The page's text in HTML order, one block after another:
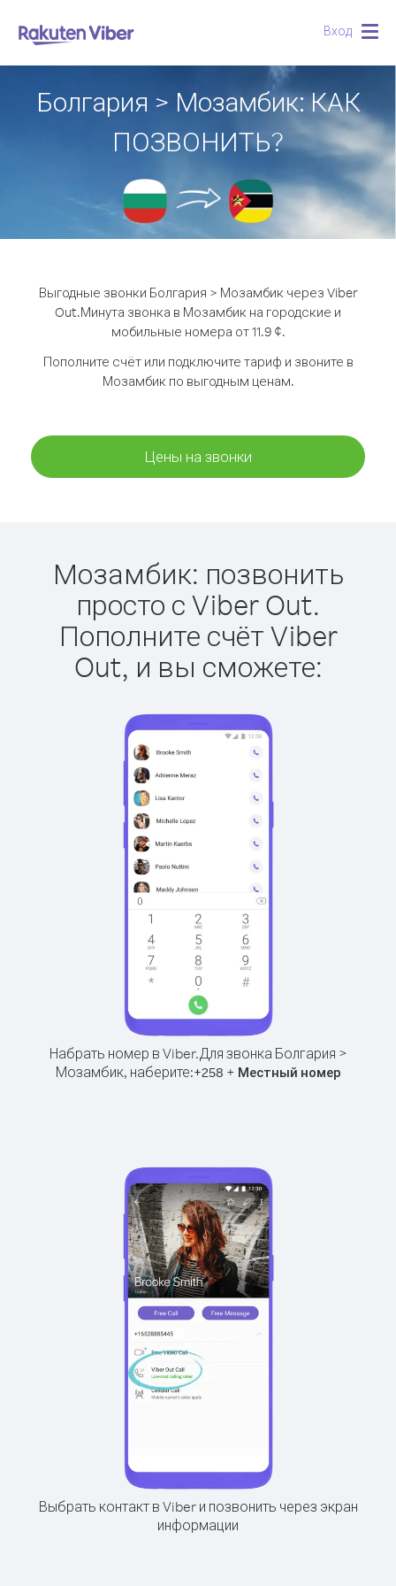
Вход
Болгария > Мозамбик: КАК
ПОЗВОНИТЬ?
Выгодные звонки Болгария > Мозамбик через Viber
Out.Минута звонка в Мозамбик на городские и
мобильные номера от 11.9 ¢.
Пополните счёт или подключите тариф и звоните в
Мозамбик по выгодным ценам.
Цены на звонки
Мозамбик: позвонить
просто с Viber Out.
Пополните счёт Viber
Out, и вы сможете:
Набрать номер в Viber.Для звонка Болгария >
Мозамбик, наберите:+258 + Местный номер
Выбрать контакт в Viber и позвонить через экран
информации